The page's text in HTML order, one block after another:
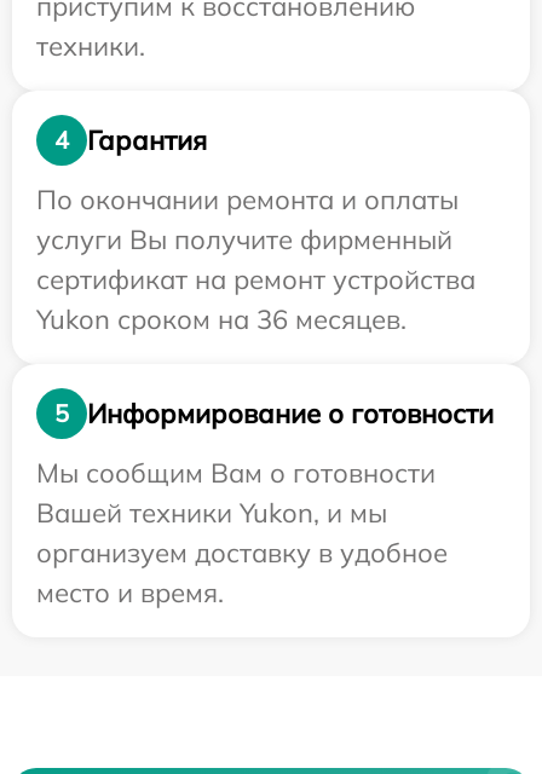
техники.
4
Гарантия
По окончании ремонта и оплаты
услуги Вы получите фирменный
сертификат на ремонт устройства
Yukon сроком на 36 месяцев.
5
Информирование о готовности
Мы сообщим Вам о готовности
Вашей техники Yukon, и мы
организуем доставку в удобное
место и время.